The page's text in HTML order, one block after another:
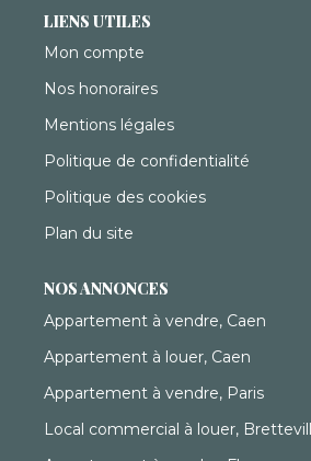
LIENS UTILES
Mon compte
Nos honoraires
Mentions légales
Politique de confidentialité
Politique des cookies
Plan du site
NOS ANNONCES
Appartement à vendre, Caen
Appartement à louer, Caen
Appartement à vendre, Paris
Local commercial à louer,